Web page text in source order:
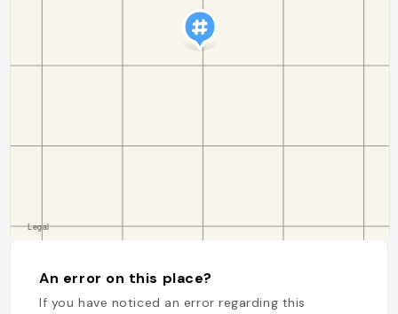
An error on this place?
If you have noticed an error regarding this